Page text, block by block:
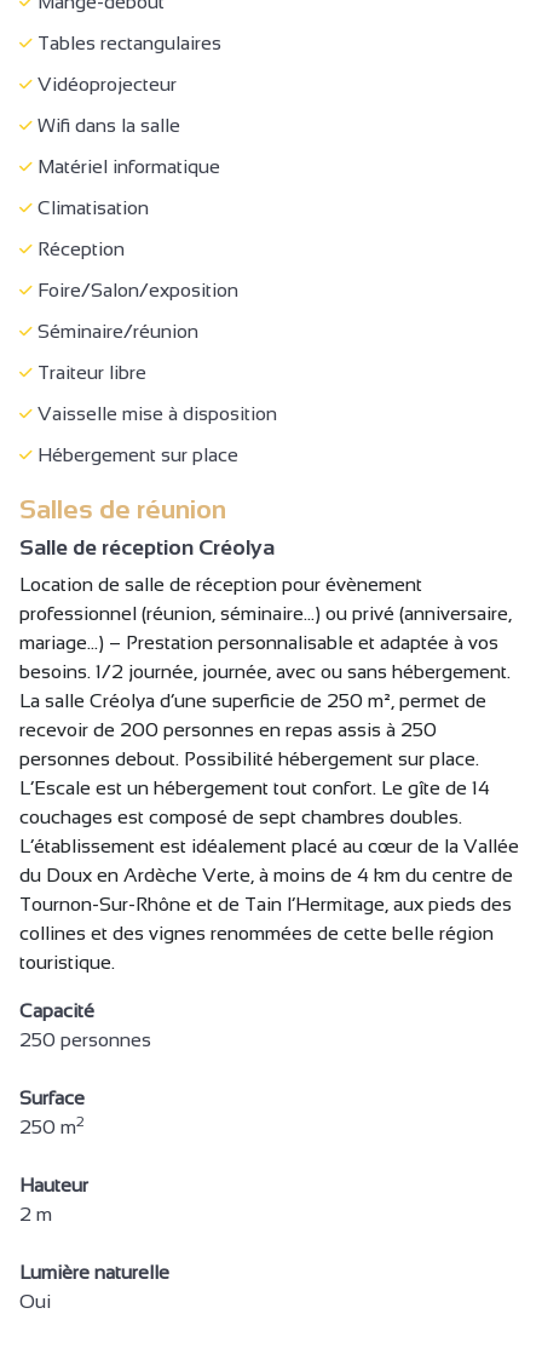
Alarme visuelle avec flash lumineux
Cheminement de plain-pied
Zone de circulation dégagée
Entrée accessible
WC + barre d'appui + espace de circulation
Douche avec assise + espace de circulation
Lit, wc... entre 46-50 cm de haut
Espace de circulation sur le côté du lit
Site, bâtiment totalement accessible
Réception
Foire/Salon/exposition
Tables rectangulaires
Vidéoprojecteur
Wifi dans la salle
Matériel informatique
Climatisation
Réception
Foire/Salon/exposition
Séminaire/réunion
Traiteur libre
Vaisselle mise à disposition
Hébergement sur place
Salles de réunion
Salle de réception Créolya
Location de salle de réception pour évènement
professionnel (réunion, séminaire...) ou privé (anniversaire,
mariage...) – Prestation personnalisable et adaptée à vos
besoins. 1/2 journée, journée, avec ou sans hébergement.
La salle Créolya d’une superficie de 250 m², permet de
recevoir de 200 personnes en repas assis à 250
personnes debout. Possibilité hébergement sur place.
L’Escale est un hébergement tout confort. Le gîte de 14
couchages est composé de sept chambres doubles.
L’établissement est idéalement placé au cœur de la Vallée
du Doux en Ardèche Verte, à moins de 4 km du centre de
Tournon-Sur-Rhône et de Tain l’Hermitage, aux pieds des
collines et des vignes renommées de cette belle région
touristique.
Capacité
250 personnes
Surface
250 m2
Hauteur
2 m
Lumière naturelle
Oui